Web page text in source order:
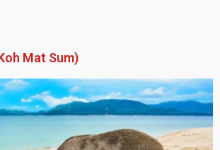
Mat Sum)